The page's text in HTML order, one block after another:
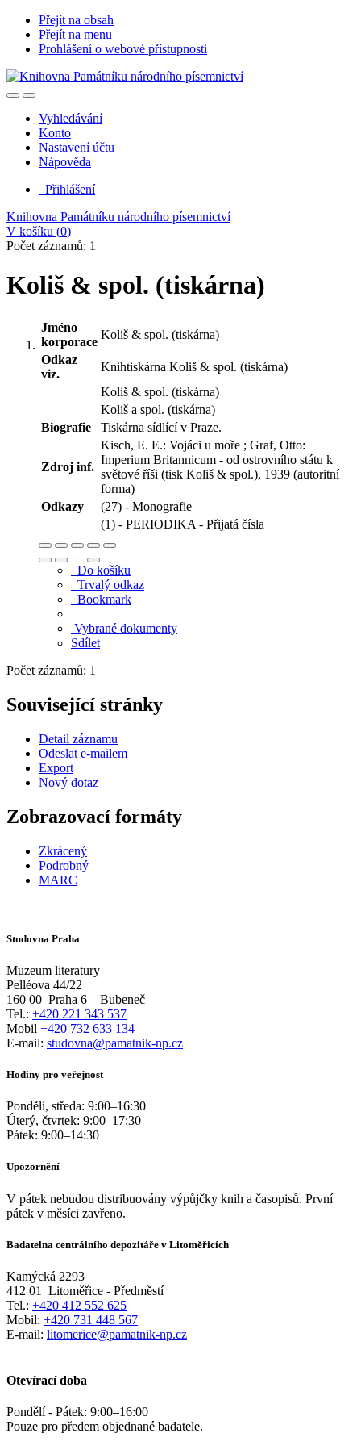
Přejít na obsah
Přejít na menu
Prohlášení o webové přístupnosti
Vyhledávání
Konto
Nastavení účtu
Nápověda
Přihlášení
Knihovna Památníku národního písemnictví
V košíku (0)
Počet záznamů: 1
Koliš & spol. (tiskárna)
Jméno
korporace
Koliš & spol. (tiskárna)
Odkaz
viz.
Knihtiskárna Koliš & spol. (tiskárna)
Koliš & spol. (tiskárna)
Koliš a spol. (tiskárna)
Biografie
Tiskárna sídlící v Praze.
Zdroj inf.
Kisch, E. E.: Vojáci u moře ; Graf, Otto:
Imperium Britannicum - od ostrovního státu k
světové říši (tisk Koliš & spol.), 1939 (autoritní
forma)
Odkazy
(27) - Monografie
(1) - PERIODIKA - Přijatá čísla
Do košíku
Trvalý odkaz
Bookmark
Vybrané dokumenty
Sdílet
Počet záznamů: 1
Související stránky
Detail záznamu
Odeslat e-mailem
Export
Nový dotaz
Zobrazovací formáty
Zkrácený
Podrobný
MARC
Studovna Praha
Muzeum literatury
Pelléova 44/22
160 00 Praha 6 – Bubeneč
Tel.: +420 221 343 537
Mobil +420 732 633 134
E-mail: studovna@pamatnik-np.cz
Hodiny pro veřejnost
Pondělí, středa: 9:00–16:30
Úterý, čtvrtek: 9:00–17:30
Pátek: 9:00–14:30
Upozornění
V pátek nebudou distribuovány výpůjčky knih a časopisů. První
pátek v měsíci zavřeno.
Badatelna centrálního depozitáře v Litoměřicích
Kamýcká 2293
412 01
Litoměřice - Předměstí
Tel.: +420 412 552 625
Mobil: +420 731 448 567
E-mail: litomerice@pamatnik-np.cz
Otevírací doba
Pondělí - Pátek: 9:00–16:00
Pouze pro předem objednané badatele.